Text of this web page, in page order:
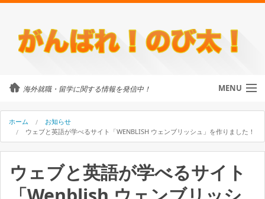
海外就職・留学に関する情報を発信中！ MENU
カテゴリ
のび太について
ホーム
お知らせ
ウェブと英語が学べるサイト「WENBLISH ウェンブリッシュ」を作りました！
ウェブと英語が学べるサイト